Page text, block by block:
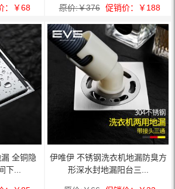
：￥68 原价:￥376 促销价：￥188
全铜隐
下...
伊唯伊 不锈钢洗衣机地漏防臭方
形深水封地漏阳台三...